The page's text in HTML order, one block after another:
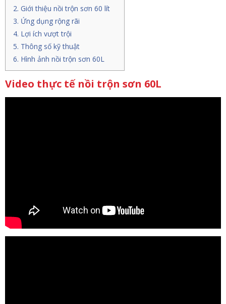
Giới thiệu nồi trộn sơn 60 lít
Ứng dụng rộng rãi
Lợi ích vượt trội
Thông số kỹ thuật
Hình ảnh nồi trộn sơn 60L
Video thực tế nồi trộn sơn 60L